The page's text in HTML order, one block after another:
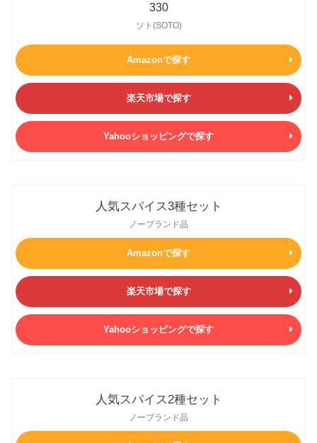
330
ソト(SOTO)
Amazonで探す
楽天市場で探す
Yahooショッピングで探す
人気スパイス3種セット
ノーブランド品
Amazonで探す
楽天市場で探す
Yahooショッピングで探す
人気スパイス2種セット
ノーブランド品